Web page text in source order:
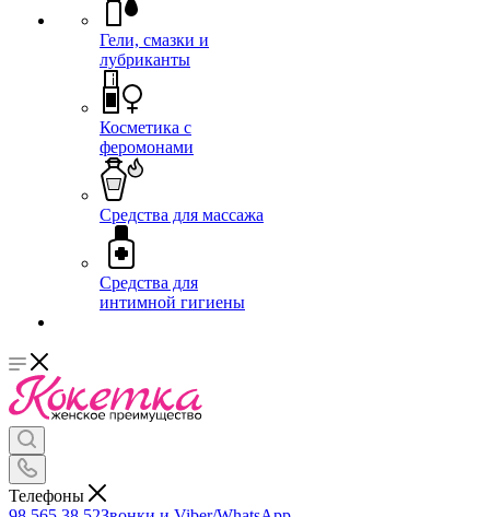
Гели, смазки и
лубриканты
Косметика с
феромонами
Средства для массажа
Средства для
интимной гигиены
Телефоны